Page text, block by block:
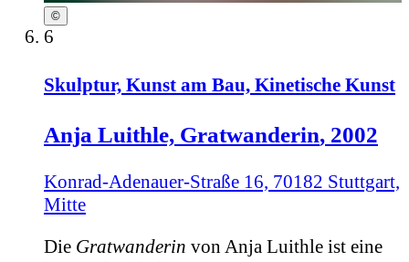
©
6
Skulptur, Kunst am Bau, Kinetische Kunst
Anja Luithle, Gratwanderin, 2002
Konrad-Adenauer-Straße 16, 70182 Stuttgart,
Mitte
Die Gratwanderin von Anja Luithle ist eine